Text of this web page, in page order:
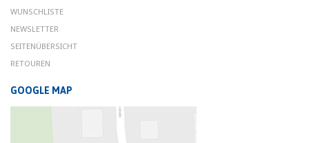
WUNSCHLISTE
NEWSLETTER
SEITENÜBERSICHT
RETOUREN
GOOGLE MAP